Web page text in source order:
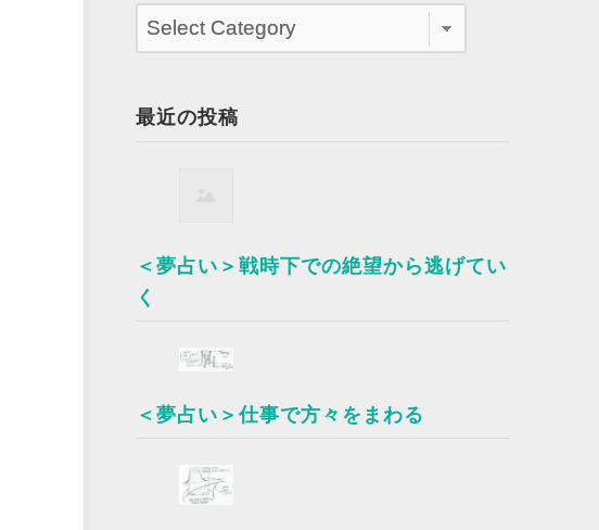
最近の投稿
＜夢占い＞戦時下での絶望から逃げてい
く
＜夢占い＞仕事で方々をまわる